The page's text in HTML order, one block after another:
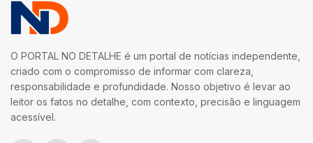
O PORTAL NO DETALHE é um portal de notícias independente,
criado com o compromisso de informar com clareza,
responsabilidade e profundidade. Nosso objetivo é levar ao
leitor os fatos no detalhe, com contexto, precisão e linguagem
acessível.